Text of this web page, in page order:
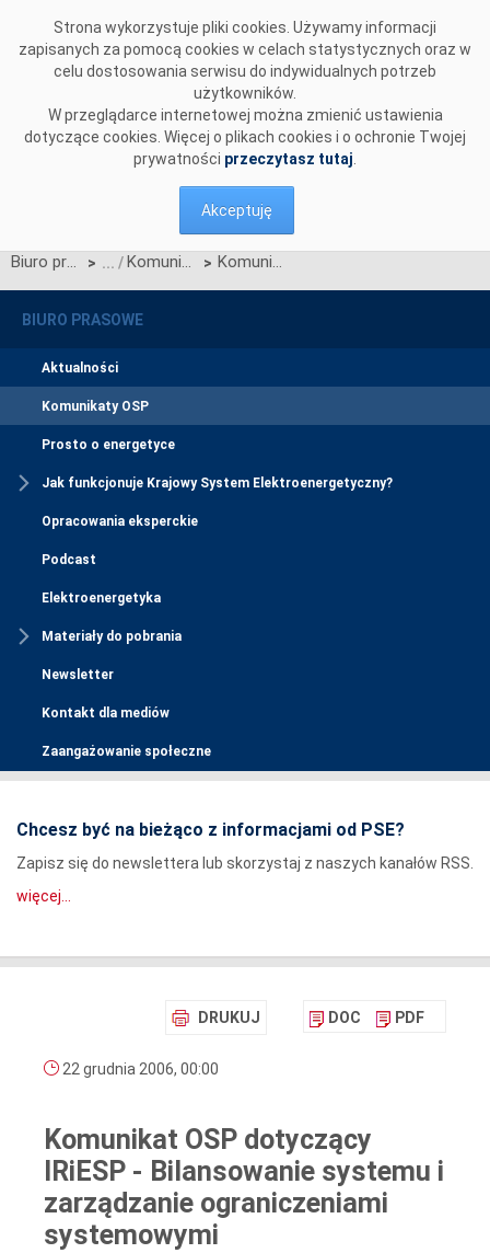
Strona wykorzystuje pliki cookies. Używamy informacji
zapisanych za pomocą cookies w celach statystycznych oraz w
celu dostosowania serwisu do indywidualnych potrzeb
użytkowników.
W przeglądarce internetowej można zmienić ustawienia
dotyczące cookies. Więcej o plikach cookies i o ochronie Twojej
prywatności przeczytasz tutaj
Akceptuję
Biuro prasowe > Komunikaty OSP > Komunikat OSP dotyczący IRiESP - Bilansowanie systemu i zarządzanie ograniczeniami systemowymi
BIURO PRASOWE
Aktualności
Komunikaty OSP
Prosto o energetyce
Jak funkcjonuje Krajowy System Elektroenergetyczny?
Opracowania eksperckie
Podcast
Elektroenergetyka
Materiały do pobrania
Newsletter
Kontakt dla mediów
Zaangażowanie społeczne
Chcesz być na bieżąco z informacjami od PSE?
Zapisz się do newslettera lub skorzystaj z naszych kanałów RSS.
więcej...
DRUKUJ DOC PDF
22 grudnia 2006, 00:00
Komunikat OSP dotyczący
IRiESP - Bilansowanie systemu i
zarządzanie ograniczeniami
systemowymi